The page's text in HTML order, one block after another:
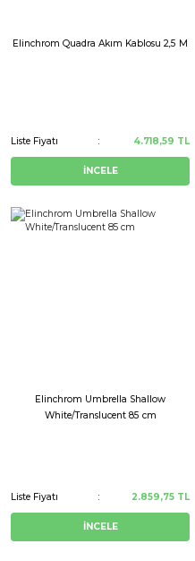
Elinchrom Quadra Akım Kablosu 2,5 M
Liste Fiyatı 4.718,59 TL
İNCELE
Elinchrom Umbrella Shallow
White/Translucent 85 cm
Liste Fiyatı 2.859,75 TL
İNCELE